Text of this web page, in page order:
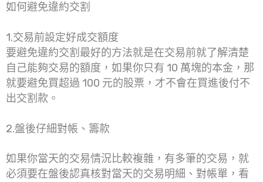
如何避免違約交割
1.交易前設定好成交額度
要避免違約交割最好的方法就是在交易前就了解清楚
自己能夠交易的額度，如果你只有 10 萬塊的本金，那
就要避免買超過 100 元的股票，才不會在買進後付不
出交割款。
2.盤後仔細對帳、籌款
如果你當天的交易情況比較複雜，有多筆的交易，就
必須要在盤後認真核對當天的交易明細、對帳單，看